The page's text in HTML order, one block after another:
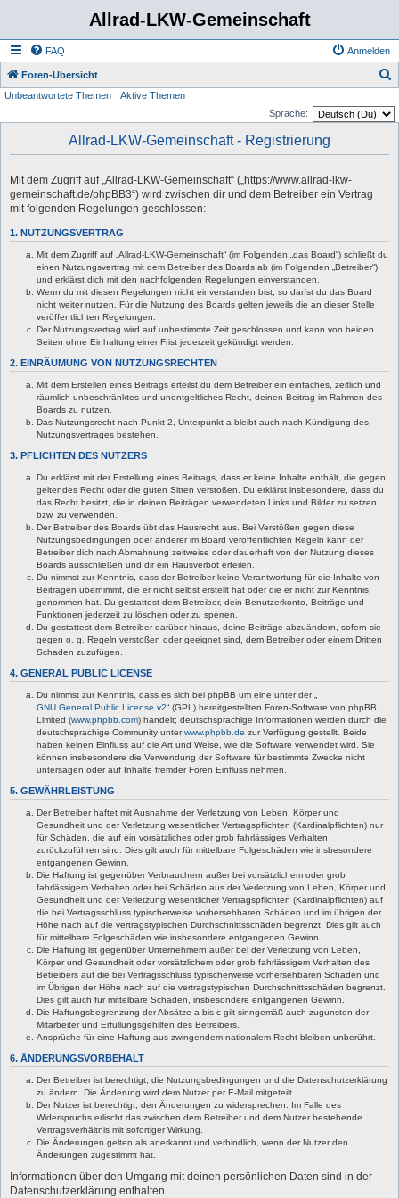
Allrad-LKW-Gemeinschaft
FAQ Anmelden
Foren-Übersicht
Unbeantwortete Themen
Aktive Themen
Sprache:
Allrad-LKW-Gemeinschaft - Registrierung
Mit dem Zugriff auf „Allrad-LKW-Gemeinschaft“ („https://www.allrad-lkw-
gemeinschaft.de/phpBB3“) wird zwischen dir und dem Betreiber ein Vertrag
mit folgenden Regelungen geschlossen:
1. NUTZUNGSVERTRAG
Mit dem Zugriff auf „Allrad-LKW-Gemeinschaft“ (im Folgenden „das Board“) schließt du
einen Nutzungsvertrag mit dem Betreiber des Boards ab (im Folgenden „Betreiber“)
und erklärst dich mit den nachfolgenden Regelungen einverstanden.
Wenn du mit diesen Regelungen nicht einverstanden bist, so darfst du das Board
nicht weiter nutzen. Für die Nutzung des Boards gelten jeweils die an dieser Stelle
veröffentlichten Regelungen.
Der Nutzungsvertrag wird auf unbestimmte Zeit geschlossen und kann von beiden
Seiten ohne Einhaltung einer Frist jederzeit gekündigt werden.
2. EINRÄUMUNG VON NUTZUNGSRECHTEN
Mit dem Erstellen eines Beitrags erteilst du dem Betreiber ein einfaches, zeitlich und
räumlich unbeschränktes und unentgeltliches Recht, deinen Beitrag im Rahmen des
Boards zu nutzen.
Das Nutzungsrecht nach Punkt 2, Unterpunkt a bleibt auch nach Kündigung des
Nutzungsvertrages bestehen.
3. PFLICHTEN DES NUTZERS
Du erklärst mit der Erstellung eines Beitrags, dass er keine Inhalte enthält, die gegen
geltendes Recht oder die guten Sitten verstoßen. Du erklärst insbesondere, dass du
das Recht besitzt, die in deinen Beiträgen verwendeten Links und Bilder zu setzen
bzw. zu verwenden.
Der Betreiber des Boards übt das Hausrecht aus. Bei Verstößen gegen diese
Nutzungsbedingungen oder anderer im Board veröffentlichten Regeln kann der
Betreiber dich nach Abmahnung zeitweise oder dauerhaft von der Nutzung dieses
Boards ausschließen und dir ein Hausverbot erteilen.
Du nimmst zur Kenntnis, dass der Betreiber keine Verantwortung für die Inhalte von
Beiträgen übernimmt, die er nicht selbst erstellt hat oder die er nicht zur Kenntnis
genommen hat. Du gestattest dem Betreiber, dein Benutzerkonto, Beiträge und
Funktionen jederzeit zu löschen oder zu sperren.
Du gestattest dem Betreiber darüber hinaus, deine Beiträge abzuändern, sofern sie
gegen o. g. Regeln verstoßen oder geeignet sind, dem Betreiber oder einem Dritten
Schaden zuzufügen.
4. GENERAL PUBLIC LICENSE
Du nimmst zur Kenntnis, dass es sich bei phpBB um eine unter der „
GNU General Public License v2“ (GPL) bereitgestellten Foren-Software von phpBB
Limited (www.phpbb.com) handelt; deutschsprachige Informationen werden durch die
deutschsprachige Community unterwww.phpbb.de zur Verfügung gestellt. Beide
haben keinen Einfluss auf die Art und Weise, wie die Software verwendet wird. Sie
können insbesondere die Verwendung der Software für bestimmte Zwecke nicht
untersagen oder auf Inhalte fremder Foren Einfluss nehmen.
5. GEWÄHRLEISTUNG
Der Betreiber haftet mit Ausnahme der Verletzung von Leben, Körper und
Gesundheit und der Verletzung wesentlicher Vertragspflichten (Kardinalpflichten) nur
für Schäden, die auf ein vorsätzliches oder grob fahrlässiges Verhalten
zurückzuführen sind. Dies gilt auch für mittelbare Folgeschäden wie insbesondere
entgangenen Gewinn.
Die Haftung ist gegenüber Verbrauchern außer bei vorsätzlichem oder grob
fahrlässigem Verhalten oder bei Schäden aus der Verletzung von Leben, Körper und
Gesundheit und der Verletzung wesentlicher Vertragspflichten (Kardinalpflichten) auf
die bei Vertragsschluss typischerweise vorhersehbaren Schäden und im übrigen der
Höhe nach auf die vertragstypischen Durchschnittsschäden begrenzt. Dies gilt auch
für mittelbare Folgeschäden wie insbesondere entgangenen Gewinn.
Die Haftung ist gegenüber Unternehmern außer bei der Verletzung von Leben,
Körper und Gesundheit oder vorsätzlichem oder grob fahrlässigem Verhalten des
Betreibers auf die bei Vertragsschluss typischerweise vorhersehbaren Schäden und
im Übrigen der Höhe nach auf die vertragstypischen Durchschnittsschäden begrenzt.
Dies gilt auch für mittelbare Schäden, insbesondere entgangenen Gewinn.
Die Haftungsbegrenzung der Absätze a bis c gilt sinngemäß auch zugunsten der
Mitarbeiter und Erfüllungsgehilfen des Betreibers.
Ansprüche für eine Haftung aus zwingendem nationalem Recht bleiben unberührt.
6. ÄNDERUNGSVORBEHALT
Der Betreiber ist berechtigt, die Nutzungsbedingungen und die Datenschutzerklärung
zu ändern. Die Änderung wird dem Nutzer per E-Mail mitgeteilt.
Der Nutzer ist berechtigt, den Änderungen zu widersprechen. Im Falle des
Widerspruchs erlischt das zwischen dem Betreiber und dem Nutzer bestehende
Vertragsverhältnis mit sofortiger Wirkung.
Die Änderungen gelten als anerkannt und verbindlich, wenn der Nutzer den
Änderungen zugestimmt hat.
Informationen über den Umgang mit deinen persönlichen Daten sind in der
Datenschutzerklärung enthalten.